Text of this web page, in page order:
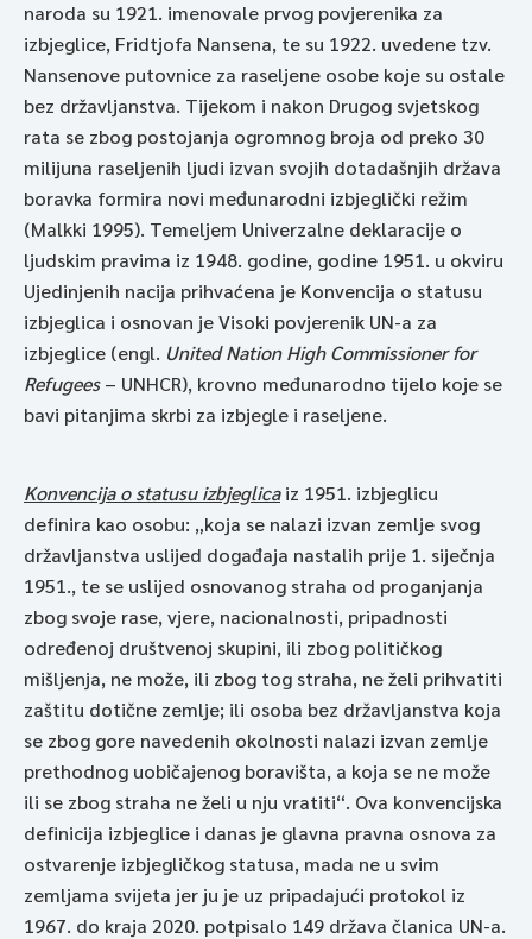
naroda su 1921. imenovale prvog povjerenika za
izbjeglice, Fridtjofa Nansena, te su 1922. uvedene tzv.
Nansenove putovnice za raseljene osobe koje su ostale
bez državljanstva. Tijekom i nakon Drugog svjetskog
rata se zbog postojanja ogromnog broja od preko 30
milijuna raseljenih ljudi izvan svojih dotadašnjih država
boravka formira novi međunarodni izbjeglički režim
(Malkki 1995). Temeljem Univerzalne deklaracije o
ljudskim pravima iz 1948. godine, godine 1951. u okviru
Ujedinjenih nacija prihvaćena je Konvencija o statusu
izbjeglica i osnovan je Visoki povjerenik UN-a za
izbjeglice (engl. United Nation High Commissioner for
Refugees– UNHCR), krovno međunarodno tijelo koje se
bavi pitanjima skrbi za izbjegle i raseljene.
Konvencija o statusu izbjeglicaiz 1951. izbjeglicu
definira kao osobu: „koja se nalazi izvan zemlje svog
državljanstva uslijed događaja nastalih prije 1. siječnja
1951., te se uslijed osnovanog straha od proganjanja
zbog svoje rase, vjere, nacionalnosti, pripadnosti
određenoj društvenoj skupini, ili zbog političkog
mišljenja, ne može, ili zbog tog straha, ne želi prihvatiti
zaštitu dotične zemlje; ili osoba bez državljanstva koja
se zbog gore navedenih okolnosti nalazi izvan zemlje
prethodnog uobičajenog boravišta, a koja se ne može
ili se zbog straha ne želi u nju vratiti“. Ova konvencijska
definicija izbjeglice i danas je glavna pravna osnova za
ostvarenje izbjegličkog statusa, mada ne u svim
zemljama svijeta jer ju je uz pripadajući protokol iz
1967. do kraja 2020. potpisalo 149 država članica UN-a.